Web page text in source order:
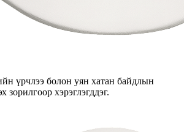
үрчлээ болон уян хатан байдлын
зорилгоор хэрэглэгддэг.